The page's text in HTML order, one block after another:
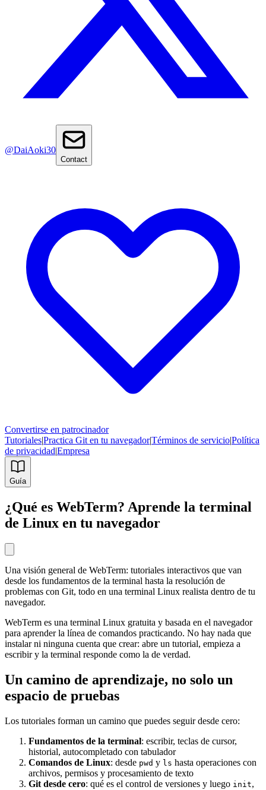
@DaiAoki30
Contact
Convertirse en patrocinador
Tutoriales|Practica Git en tu navegador|Términos de servicio|Política
de privacidad|Empresa
Guía
¿Qué es WebTerm? Aprende la terminal
de Linux en tu navegador
Una visión general de WebTerm: tutoriales interactivos que van
desde los fundamentos de la terminal hasta la resolución de
problemas con Git, todo en una terminal Linux realista dentro de tu
navegador.
WebTerm es una terminal Linux gratuita y basada en el navegador
para aprender la línea de comandos practicando. No hay nada que
instalar ni ninguna cuenta que crear: abre un tutorial, empieza a
escribir y la terminal responde como la de verdad.
Un camino de aprendizaje, no solo un
espacio de pruebas
Los tutoriales forman un camino que puedes seguir desde cero:
Fundamentos de la terminal: escribir, teclas de cursor,
historial, autocompletado con tabulador
Comandos de Linux: desde pwd y ls hasta operaciones con
archivos, permisos y procesamiento de texto
Git desde cero: qué es el control de versiones y luego init,